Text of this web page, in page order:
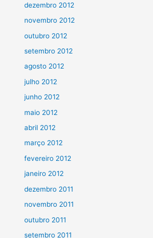
dezembro 2012
novembro 2012
outubro 2012
setembro 2012
agosto 2012
julho 2012
junho 2012
maio 2012
abril 2012
março 2012
fevereiro 2012
janeiro 2012
dezembro 2011
novembro 2011
outubro 2011
setembro 2011